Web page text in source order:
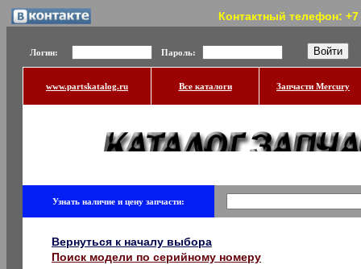
Контактный телефон:
Логин: Пароль:
www.partskatalog.ru Все каталоги Запчасти Mercury
Узнать наличие и цену запчасти:
Вернуться к началу выбора
Поиск модели по серийному номеру